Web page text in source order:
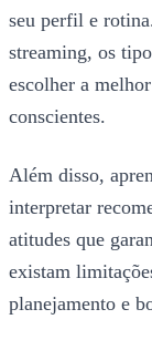
seu perfil e
streaming, os
escolher a
conscientes.
Além disso,
interpretar
atitudes que
existam
planejamento e